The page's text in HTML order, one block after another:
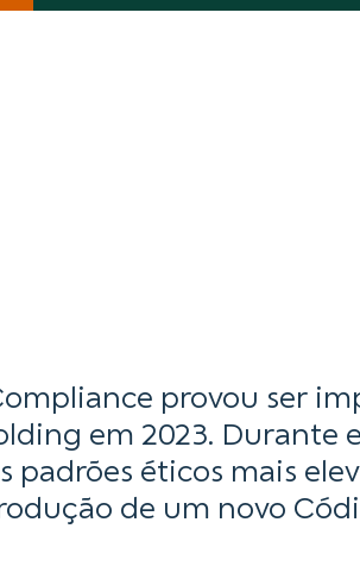
provou ser
em 2023. Durante
éticos mais
de um novo